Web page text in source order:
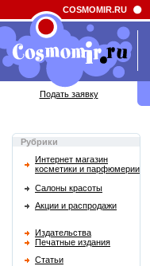
Field 'news_title' doesn't have a default
Рубрики
Интернет магазин
косметики и парфюмерии
Салоны красоты
Акции и распродажи
Издательства
Печатные издания
Статьи
COSMOMIR.RU
Подать заявку